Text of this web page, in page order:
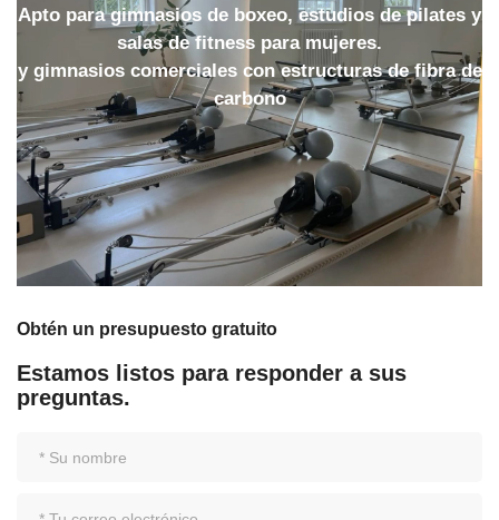
Apto para gimnasios de boxeo, estudios de pilates y
salas de fitness para mujeres.
y gimnasios comerciales con estructuras de fibra de
carbono
Obtén un presupuesto gratuito
Estamos listos para responder a sus
preguntas.